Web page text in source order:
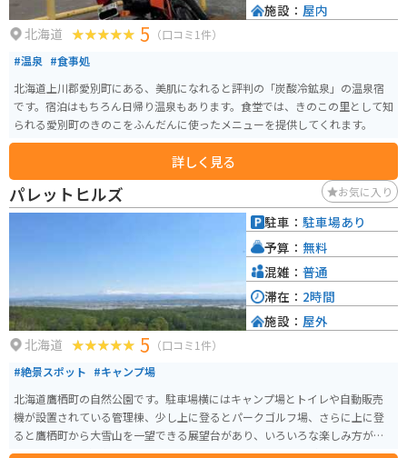
北海道 5 （口コミ1件）
#温泉 #食事処
北海道上川郡愛別町にある、美肌になれると評判の「炭酸冷鉱泉」の温泉宿
です。宿泊はもちろん日帰り温泉もあります。食堂では、きのこの里として知
られる愛別町のきのこをふんだんに使ったメニューを提供してくれます。
詳しく見る
施設： 屋内
パレットヒルズ お気に入り
北海道 5 （口コミ1件）
#絶景スポット #キャンプ場
北海道鷹栖町の自然公園です。駐車場横にはキャンプ場とトイレや自動販売
機が設置されている管理棟、少し上に登るとパークゴルフ場、さらに上に登
ると鷹栖町から大雪山を一望できる展望台があり、いろいろな楽しみ方がで
きる公園です。週末はキャンプ場には、かなりの数のテントが張られており
駐車： 駐車場あり
予算： 無料
混雑： 普通
滞在： 2時間
施設： 屋外